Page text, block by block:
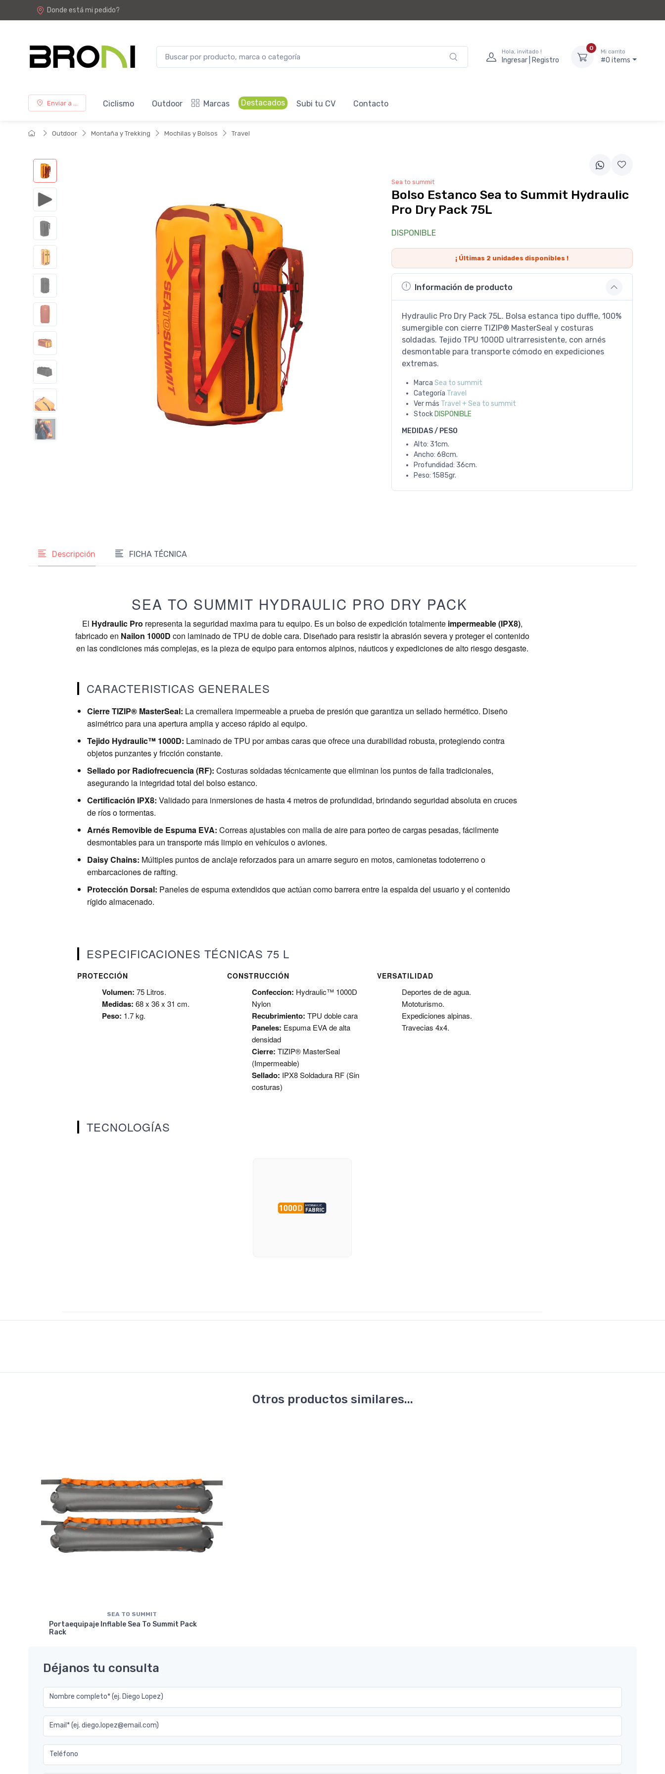
Donde está mi pedido?
Hola, invitado !
Ingresar | Registro
0
Mi carrito
#0 items
Enviar a ... Ciclismo Outdoor Marcas Destacados Subi tu CV Contacto
Outdoor Montaña y Trekking Mochilas y Bolsos Travel
Sea to summit
Bolso Estanco Sea to Summit Hydraulic
Pro Dry Pack 75L
DISPONIBLE
¡ Últimas 2 unidades disponibles !
Información de producto
Hydraulic Pro Dry Pack 75L. Bolsa estanca tipo duffle, 100%
sumergible con cierre TIZIP® MasterSeal y costuras
soldadas. Tejido TPU 1000D ultrarresistente, con arnés
desmontable para transporte cómodo en expediciones
extremas.
Marca Sea to summit
Categoría Travel
Ver más Travel + Sea to summit
Stock DISPONIBLE
MEDIDAS / PESO
Alto: 31cm.
Ancho: 68cm.
Profundidad: 36cm.
Peso: 1585gr.
Descripción FICHA TÉCNICA
SEA TO SUMMIT HYDRAULIC PRO DRY PACK
El Hydraulic Pro representa la seguridad maxima para tu equipo. Es un bolso de expedición totalmente impermeable (IPX8),
fabricado en Nailon 1000D con laminado de TPU de doble cara. Diseñado para resistir la abrasión severa y proteger el contenido
en las condiciones más complejas, es la pieza de equipo para entornos alpinos, náuticos y expediciones de alto riesgo desgaste.
CARACTERISTICAS GENERALES
Cierre TIZIP® MasterSeal: La cremallera impermeable a prueba de presión que garantiza un sellado hermético. Diseño
asimétrico para una apertura amplia y acceso rápido al equipo.
Tejido Hydraulic™ 1000D: Laminado de TPU por ambas caras que ofrece una durabilidad robusta, protegiendo contra
objetos punzantes y fricción constante.
Sellado por Radiofrecuencia (RF): Costuras soldadas técnicamente que eliminan los puntos de falla tradicionales,
asegurando la integridad total del bolso estanco.
Certificación IPX8: Validado para inmersiones de hasta 4 metros de profundidad, brindando seguridad absoluta en cruces
de ríos o tormentas.
Arnés Removible de Espuma EVA: Correas ajustables con malla de aire para porteo de cargas pesadas, fácilmente
desmontables para un transporte más limpio en vehículos o aviones.
Daisy Chains: Múltiples puntos de anclaje reforzados para un amarre seguro en motos, camionetas todoterreno o
embarcaciones de rafting.
Protección Dorsal: Paneles de espuma extendidos que actúan como barrera entre la espalda del usuario y el contenido
rígido almacenado.
ESPECIFICACIONES TÉCNICAS 75 L
PROTECCIÓN
Volumen: 75 Litros.
Medidas: 68 x 36 x 31 cm.
Peso: 1.7 kg.
CONSTRUCCIÓN
Confeccion: Hydraulic™ 1000D
Nylon
Recubrimiento: TPU doble cara
Paneles: Espuma EVA de alta
densidad
Cierre: TIZIP® MasterSeal
(Impermeable)
Sellado: IPX8 Soldadura RF (Sin
costuras)
VERSATILIDAD
Deportes de de agua.
Mototurismo.
Expediciones alpinas.
Travecias 4x4.
TECNOLOGÍAS
Otros productos similares...
SEA TO SUMMIT
Portaequipaje Inflable Sea To Summit Pack
Rack
Déjanos tu consulta
Nombre completo* (ej. Diego Lopez)
Email* (ej. diego.lopez@email.com)
Teléfono